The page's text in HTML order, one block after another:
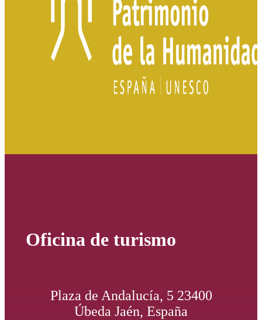
Oficina de turismo
Plaza de Andalucía, 5 23400
Úbeda Jaén, España